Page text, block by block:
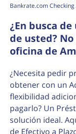
Bankrate.com
¿En busca
de usted?
oficina de
¿Necesita pedir
obtener con un
flexibilidad
pagarlo? Un
solución ideal.
de Efectivo a